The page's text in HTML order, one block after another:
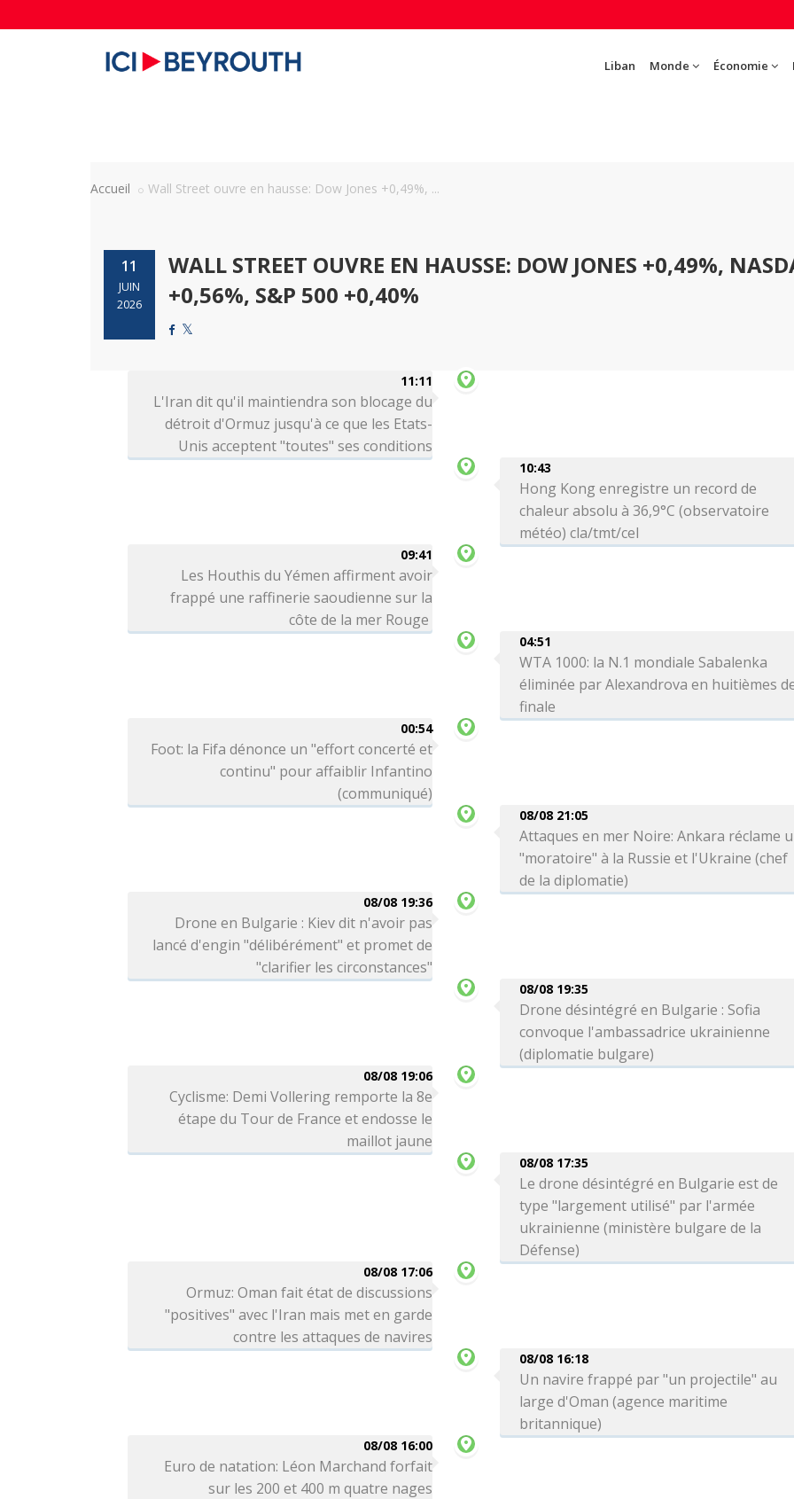
Liban Monde Économie
Accueil Wall Street ouvre en hausse: Dow Jones +0,49%, ...
11
JUIN
2026
WALL STREET OUVRE EN HAUSSE: DOW JONES +0,49%,
+0,56%, S&P 500 +0,40%
11:11
L'Iran dit qu'il maintiendra son blocage du
détroit d'Ormuz jusqu'à ce que les Etats-
Unis acceptent "toutes" ses conditions
10:43
Hong Kong enregistre un record de
chaleur absolu à 36,9°C (observatoire
météo) cla/tmt/cel
09:41
Les Houthis du Yémen affirment avoir
frappé une raffinerie saoudienne sur la
côte de la mer Rouge
04:51
WTA 1000: la N.1 mondiale Sabalenka
éliminée par Alexandrova en huitièmes
finale
00:54
Foot: la Fifa dénonce un "effort concerté et
continu" pour affaiblir Infantino
(communiqué)
08/08 21:05
Attaques en mer Noire: Ankara réclame
"moratoire" à la Russie et l'Ukraine (chef
de la diplomatie)
08/08 19:36
Drone en Bulgarie : Kiev dit n'avoir pas
lancé d'engin "délibérément" et promet de
"clarifier les circonstances"
08/08 19:35
Drone désintégré en Bulgarie : Sofia
convoque l'ambassadrice ukrainienne
(diplomatie bulgare)
08/08 19:06
Cyclisme: Demi Vollering remporte la 8e
étape du Tour de France et endosse le
maillot jaune
08/08 17:35
Le drone désintégré en Bulgarie est de
type "largement utilisé" par l'armée
ukrainienne (ministère bulgare de la
Défense)
08/08 17:06
Ormuz: Oman fait état de discussions
"positives" avec l'Iran mais met en garde
contre les attaques de navires
08/08 16:18
Un navire frappé par "un projectile" au
large d'Oman (agence maritime
britannique)
08/08 16:00
Euro de natation: Léon Marchand forfait
sur les 200 et 400 m quatre nages